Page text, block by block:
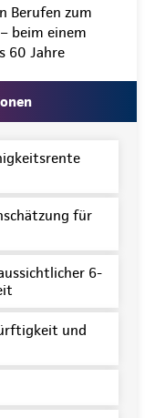
Berufen zum
beim einem
60 Jahre
für
6-
und